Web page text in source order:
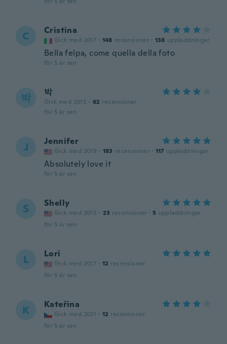
C Cristina
Gick med 2017 · 148 recensioner · 138 uppladdningar
Bella felpa, come quella della foto
för 5 år sen
박 박
Gick med 2015 · 62 recensioner
för 5 år sen
J Jennifer
Gick med 2019 · 183 recensioner · 117 uppladdningar
Absolutely love it
för 5 år sen
S Shelly
Gick med 2015 · 23 recensioner · 5 uppladdningar
för 5 år sen
L Lori
Gick med 2017 · 12 recensioner
för 5 år sen
K Kateřina
Gick med 2021 · 12 recensioner
för 5 år sen